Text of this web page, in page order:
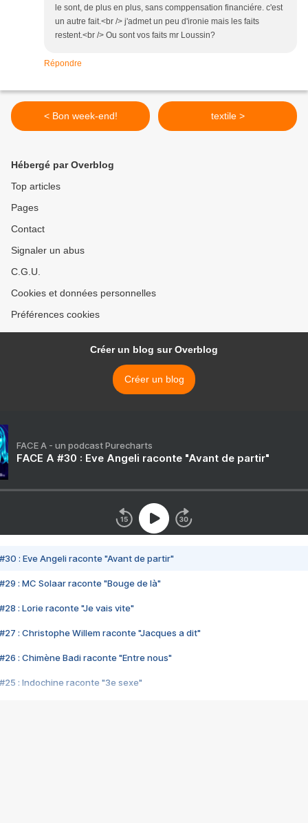
le sont, de plus en plus, sans comppensation financiére. c'est
un autre fait.<br /> j'admet un peu d'ironie mais les faits
restent.<br /> Ou sont vos faits mr Loussin?
Répondre
< Bon week-end! textile >
Hébergé par Overblog
Top articles
Pages
Contact
Signaler un abus
C.G.U.
Cookies et données personnelles
Préférences cookies
Créer un blog sur Overblog
Créer un blog
FACE A - un podcast Purecharts
FACE A #30 : Eve Angeli raconte "Avant de partir"
#30 : Eve Angeli raconte "Avant de partir"
#29 : MC Solaar raconte "Bouge de là"
#28 : Lorie raconte "Je vais vite"
#27 : Christophe Willem raconte "Jacques a dit"
#26 : Chimène Badi raconte "Entre nous"
#25 : Indochine raconte "3e sexe"